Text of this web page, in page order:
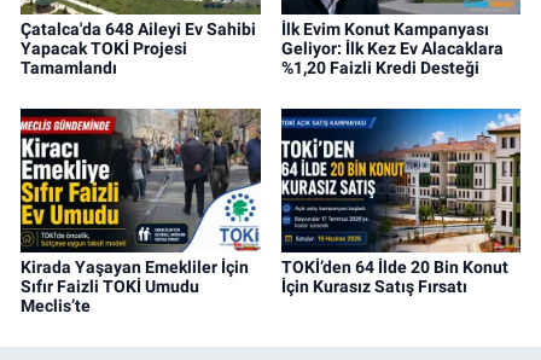
Çatalca'da 648 Aileyi Ev Sahibi
Yapacak TOKİ Projesi
Tamamlandı
İlk Evim Konut Kampanyası
Geliyor: İlk Kez Ev Alacaklara
%1,20 Faizli Kredi Desteği
Kirada Yaşayan Emekliler İçin
Sıfır Faizli TOKİ Umudu
Meclis’te
TOKİ’den 64 İlde 20 Bin Konut
İçin Kurasız Satış Fırsatı